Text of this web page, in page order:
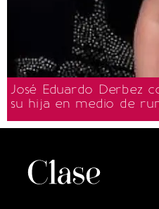
José Eduardo Derbez
su hija en medio de